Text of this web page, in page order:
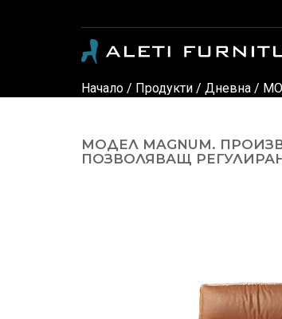
Начало / Продукти / Дневна /
МОДЕЛ MAGNUM.
ПОЗВОЛЯВАЩ